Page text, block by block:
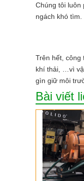
Chúng tôi luôn
ngách khó
Trên hết, công
khí thải, …vì
gìn giữ môi
Bài viết